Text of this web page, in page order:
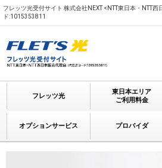
フレッツ光受付サイト 株式会社NEXT <NTT東日本・NTT西
ド:1015353811
フレッツ光
東日本エリア
ご利用料金
オプションサービス プロバイダ